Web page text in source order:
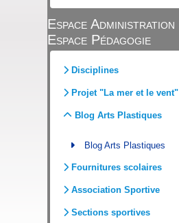
Espace Administration
Espace Pédagogie
Disciplines
Projet "La mer et le vent"
Blog Arts Plastiques
Blog Arts Plastiques
Fournitures scolaires
Association Sportive
Sections sportives